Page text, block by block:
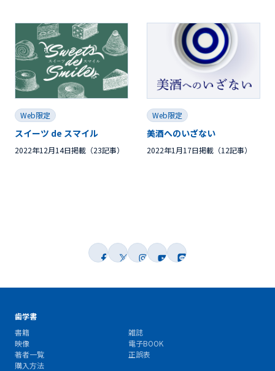
Web限定
スイーツ de スマイル
2022年12月14日掲載（23記事）
Web限定
美酒へのいざない
2022年1月17日掲載（12記事）
歯学書
書籍
雑誌
映像
電子BOOK
著者一覧
正誤表
購入方法